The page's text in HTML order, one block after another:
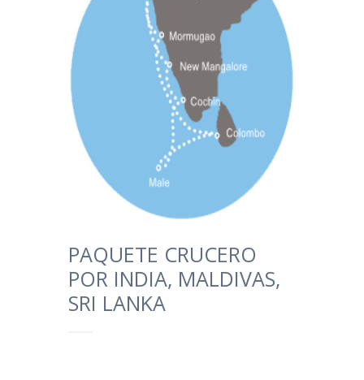
PAQUETE CRUCERO
POR INDIA, MALDIVAS,
SRI LANKA